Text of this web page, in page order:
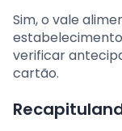
Sim, o vale
verificar
cartão.